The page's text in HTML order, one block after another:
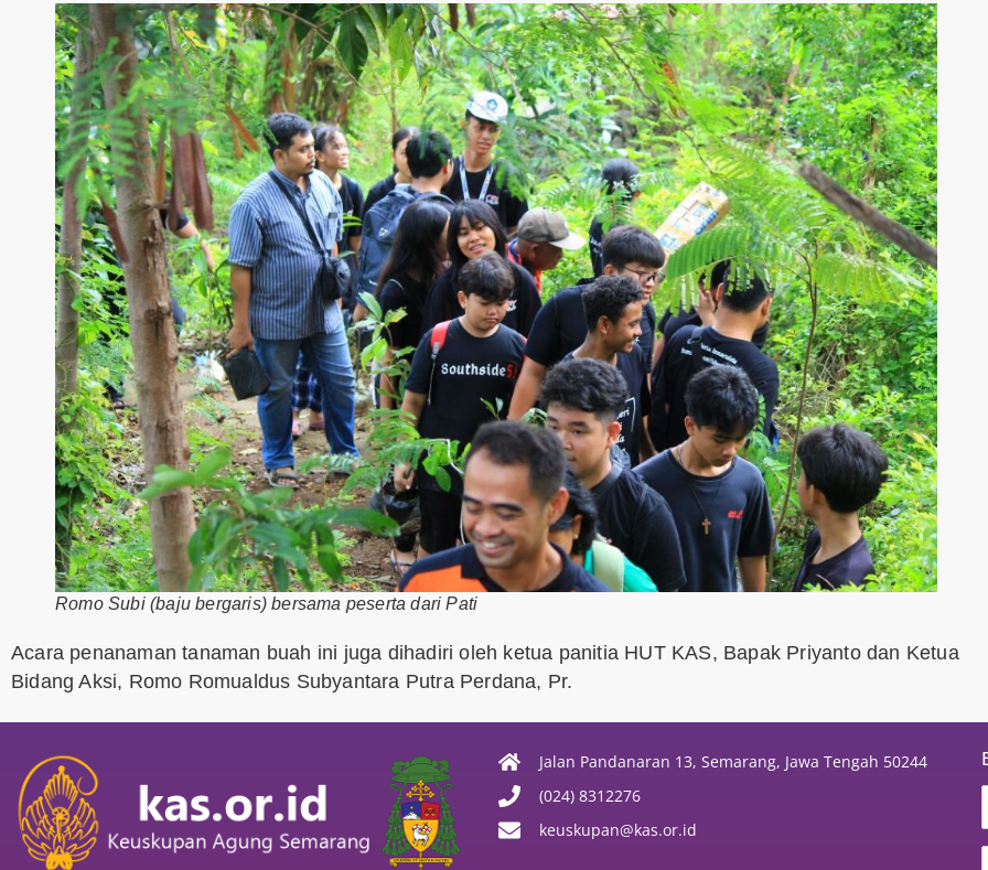
Romo Subi (baju bergaris) bersama peserta dari Pati
Acara penanaman tanaman buah ini juga dihadiri oleh ketua panitia HUT KAS, Bapak Priyanto dan Ketua
Bidang Aksi, Romo Romualdus Subyantara Putra Perdana, Pr.
Jalan Pandanaran 13, Semarang, Jawa Tengah 50244
(024) 8312276
keuskupan@kas.or.id